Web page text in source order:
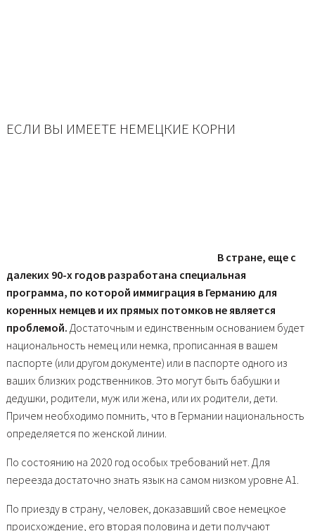
ЕСЛИ ВЫ ИМЕЕТЕ НЕМЕЦКИЕ КОРНИ
В стране, еще с
далеких 90-х годов разработана специальная
программа, по которой иммиграция в Германию для
коренных немцев и их прямых потомков не является
проблемой. Достаточным и единственным основанием будет
национальность немец или немка, прописанная в вашем
паспорте (или другом документе) или в паспорте одного из
ваших близких родственников. Это могут быть бабушки и
дедушки, родители, муж или жена, или их родители, дети.
Причем необходимо помнить, что в Германии национальность
определяется по женской линии.
По состоянию на 2020 год особых требований нет. Для
переезда достаточно знать язык на самом низком уровне А1.
По приезду в страну, человек, доказавший свое немецкое
происхождение, его вторая половина и дети получают